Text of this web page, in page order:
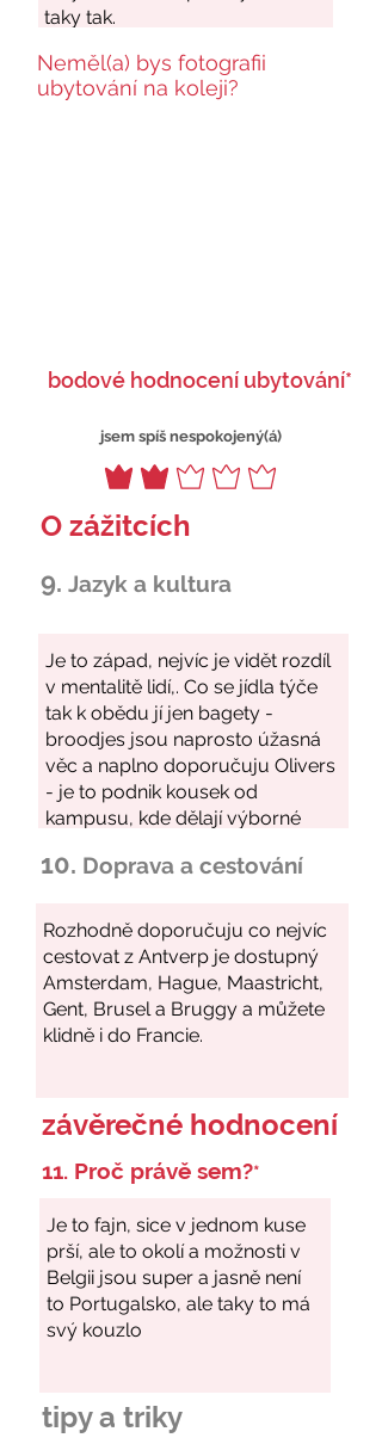
Neměl(a) bys fotografii
ubytování na koleji?
bodové hodnocení ubytování*
jsem spíš nespokojený(á)
O zážitcích
9. Jazyk a kultura
10. Doprava a cestování
závěrečné hodnocení
11. Proč právě sem?*
tipy a triky